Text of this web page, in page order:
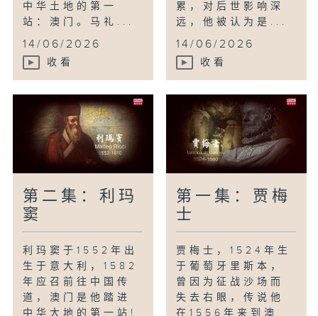
中华土地的第一
站：澳门。马礼...
14/06/2026
收看
累，对后世影响深
远，他被认为是...
14/06/2026
收看
第二集：利玛
窦
利玛窦于1552年出
生于意大利，1582
年应召前往中国传
道，澳门是他踏进
中华大地的第一站!
第一集：贾梅
士
贾梅士，1524年生
于葡萄牙里斯本，
曾因为征战沙场而
失去右眼，传说他
在1556年来到澳